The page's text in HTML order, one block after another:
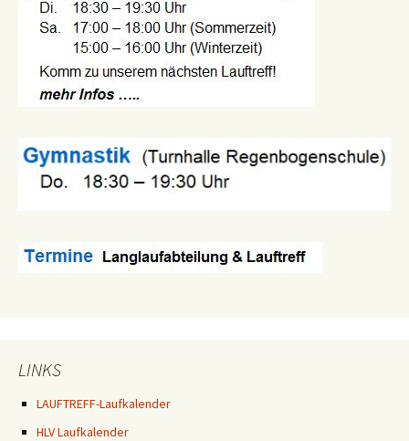
LINKS
LAUFTREFF-Laufkalender
HLV Laufkalender